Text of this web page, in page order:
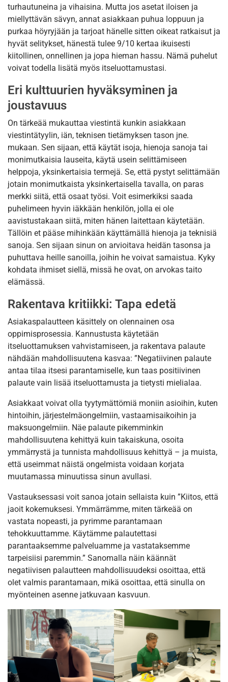
turhautuneina ja vihaisina. Mutta jos asetat iloisen ja
miellyttävän sävyn, annat asiakkaan puhua loppuun ja
purkaa höyryjään ja tarjoat hänelle sitten oikeat ratkaisut ja
hyvät selitykset, hänestä tulee 9/10 kertaa ikuisesti
kiitollinen, onnellinen ja jopa hieman hassu. Nämä puhelut
voivat todella lisätä myös itseluottamustasi.
Eri kulttuurien hyväksyminen ja
joustavuus
On tärkeää mukauttaa viestintä kunkin asiakkaan
viestintätyylin, iän, teknisen tietämyksen tason jne.
mukaan. Sen sijaan, että käytät isoja, hienoja sanoja tai
monimutkaisia lauseita, käytä usein selittämiseen
helppoja, yksinkertaisia termejä. Se, että pystyt selittämään
jotain monimutkaista yksinkertaisella tavalla, on paras
merkki siitä, että osaat työsi. Voit esimerkiksi saada
puhelimeen hyvin iäkkään henkilön, jolla ei ole
aavistustakaan siitä, miten hänen laitettaan käytetään.
Tällöin et pääse mihinkään käyttämällä hienoja ja teknisiä
sanoja. Sen sijaan sinun on arvioitava heidän tasonsa ja
puhuttava heille sanoilla, joihin he voivat samaistua. Kyky
kohdata ihmiset siellä, missä he ovat, on arvokas taito
elämässä.
Rakentava kritiikki: Tapa edetä
Asiakaspalautteen käsittely on olennainen osa
oppimisprosessia. Kannustusta käytetään
itseluottamuksen vahvistamiseen, ja rakentava palaute
nähdään mahdollisuutena kasvaa: ”Negatiivinen palaute
antaa tilaa itsesi parantamiselle, kun taas positiivinen
palaute vain lisää itseluottamusta ja tietysti mielialaa.
Asiakkaat voivat olla tyytymättömiä moniin asioihin, kuten
hintoihin, järjestelmäongelmiin, vastaamisaikoihin ja
maksuongelmiin. Näe palaute pikemminkin
mahdollisuutena kehittyä kuin takaiskuna, osoita
ymmärrystä ja tunnista mahdollisuus kehittyä – ja muista,
että useimmat näistä ongelmista voidaan korjata
muutamassa minuutissa sinun avullasi.
Vastauksessasi voit sanoa jotain sellaista kuin ”Kiitos, että
jaoit kokemuksesi. Ymmärrämme, miten tärkeää on
vastata nopeasti, ja pyrimme parantamaan
tehokkuuttamme. Käytämme palautettasi
parantaaksemme palveluamme ja vastataksemme
tarpeisiisi paremmin.” Sanomalla näin käännät
negatiivisen palautteen mahdollisuudeksi osoittaa, että
olet valmis parantamaan, mikä osoittaa, että sinulla on
myönteinen asenne jatkuvaan kasvuun.